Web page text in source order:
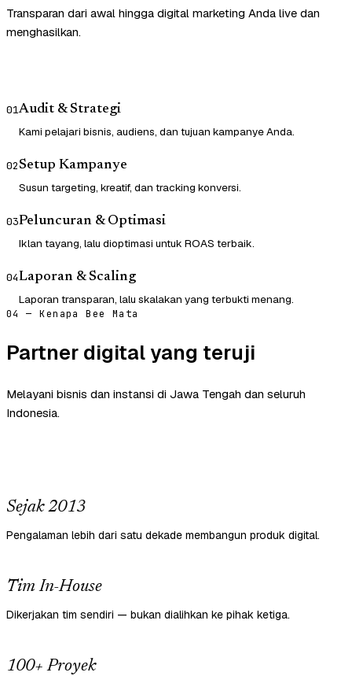
Transparan dari awal hingga digital marketing Anda live dan
menghasilkan.
01Audit & Strategi
Kami pelajari bisnis, audiens, dan tujuan kampanye Anda.
02Setup Kampanye
Susun targeting, kreatif, dan tracking konversi.
03Peluncuran & Optimasi
Iklan tayang, lalu dioptimasi untuk ROAS terbaik.
04Laporan & Scaling
Laporan transparan, lalu skalakan yang terbukti menang.
04 — Kenapa Bee Mata
Partner digital yang teruji
Melayani bisnis dan instansi di Jawa Tengah dan seluruh
Indonesia.
Sejak 2013
Pengalaman lebih dari satu dekade membangun produk digital.
Tim In-House
Dikerjakan tim sendiri — bukan dialihkan ke pihak ketiga.
100+ Proyek